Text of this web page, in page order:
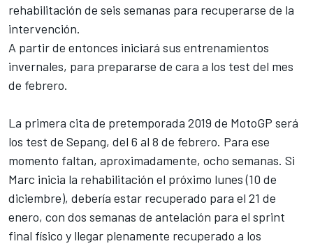
rehabilitación de seis semanas para recuperarse de la
intervención.
A partir de entonces iniciará sus entrenamientos
invernales, para prepararse de cara a los test del mes
de febrero.
La primera cita de pretemporada 2019 de MotoGP será
los test de Sepang, del 6 al 8 de febrero. Para ese
momento faltan, aproximadamente, ocho semanas. Si
Marc inicia la rehabilitación el próximo lunes (10 de
diciembre), debería estar recuperado para el 21 de
enero, con dos semanas de antelación para el sprint
final físico y llegar plenamente recuperado a los